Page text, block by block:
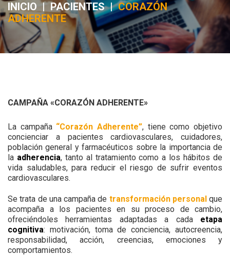
INICIO | PACIENTES | CORAZÓN
ADHERENTE
CAMPAÑA «CORAZÓN ADHERENTE»
La campaña “Corazón Adherente”, tiene como objetivo
concienciar a pacientes cardiovasculares, cuidadores,
población general y farmacéuticos sobre la importancia de
la adherencia, tanto al tratamiento como a los hábitos de
vida saludables, para reducir el riesgo de sufrir eventos
cardiovasculares.​
Se trata de una campaña de transformación personalque
acompaña a los pacientes en su proceso de cambio,
ofreciéndoles herramientas adaptadas a cada etapa
cognitiva: motivación, toma de conciencia, autocreencia,
responsabilidad, acción, creencias, emociones y
comportamientos.​